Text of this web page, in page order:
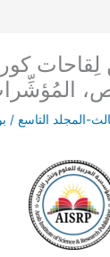
لِقاحات
المجلد التاسع /